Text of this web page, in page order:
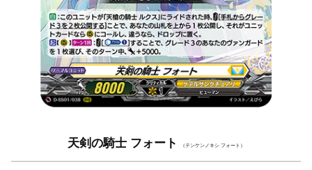
天剣の騎士 フォート （テンケンノキシ フォート）